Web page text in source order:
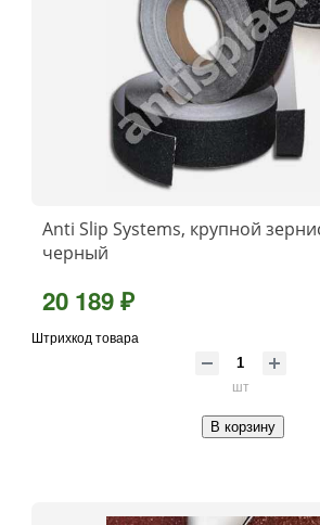
Anti Slip Systems, крупной
черный
20 189 ₽
Штрихкод товара
шт
В корзину